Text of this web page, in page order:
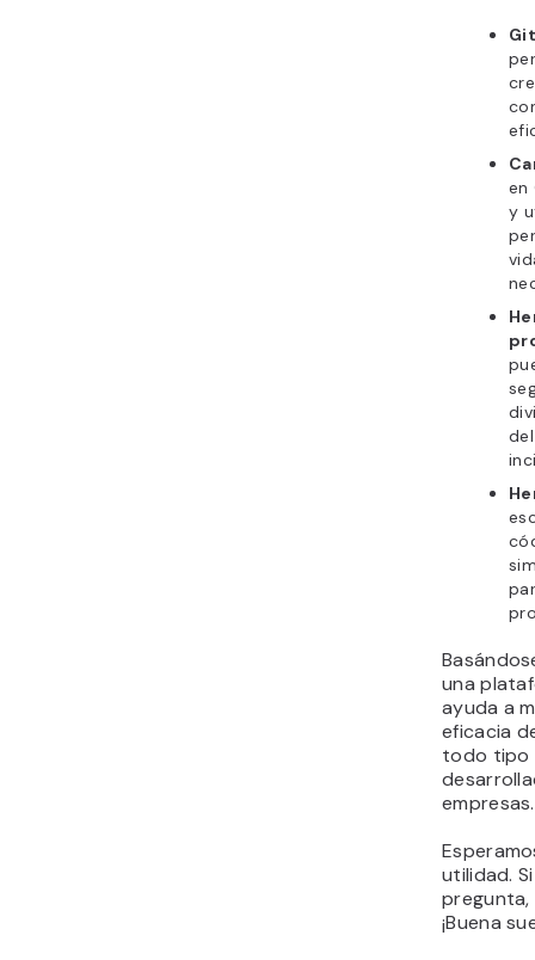
en
y
una
ayuda a
eficacia
todo tipo
empresas.
utilidad.
pregunta,
¡Buena